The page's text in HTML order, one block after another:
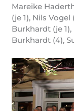
Mareike
(je 1), Nils
Burkhardt (je
Burkhardt (4),